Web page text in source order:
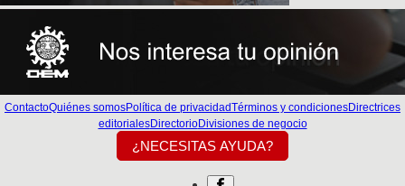
ContactoQuiénes somosPolítica de privacidadTérminos y condicionesDirectrices
editorialesDirectorioDivisiones de negocio
¿NECESITAS AYUDA?